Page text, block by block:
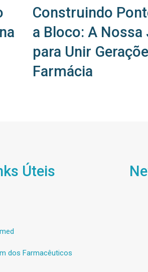
Construindo
a Bloco: A Nossa
para Unir
Farmácia
Úteis
dos Farmacêuticos